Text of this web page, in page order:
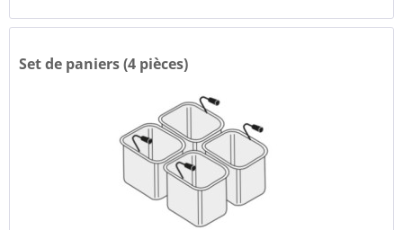
Set de paniers (4 pièces)